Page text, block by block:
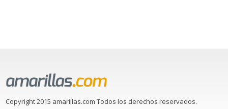
Copyright 2015 amarillas.com Todos los derechos reservados.